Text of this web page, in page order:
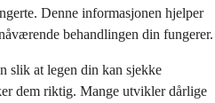
Denne informasjonen hjelper
behandlingen din fungerer.
slik at legen din kan sjekke
dem riktig. Mange utvikler dårlige